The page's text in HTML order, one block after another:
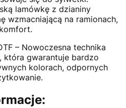
lamówkę z dzianiny
wzmacniającą na ramionach,
– Nowoczesna technika
która gwarantuje bardzo
kolorach, odpornych